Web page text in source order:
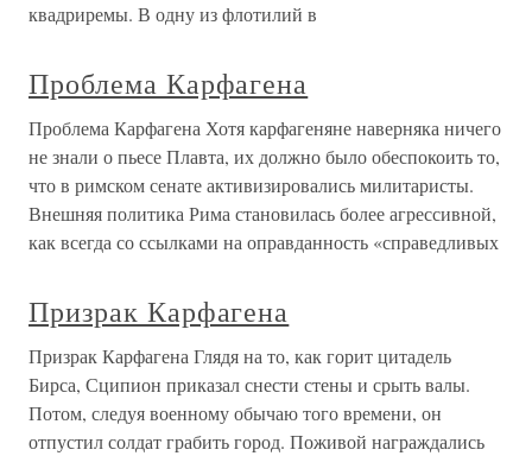
квадриремы. В одну из флотилий в
Проблема Карфагена
Проблема Карфагена Хотя карфагеняне наверняка ничего
не знали о пьесе Плавта, их должно было обеспокоить то,
что в римском сенате активизировались милитаристы.
Внешняя политика Рима становилась более агрессивной,
как всегда со ссылками на оправданность «справедливых
Призрак Карфагена
Призрак Карфагена Глядя на то, как горит цитадель
Бирса, Сципион приказал снести стены и срыть валы.
Потом, следуя военному обычаю того времени, он
отпустил солдат грабить город. Поживой награждались